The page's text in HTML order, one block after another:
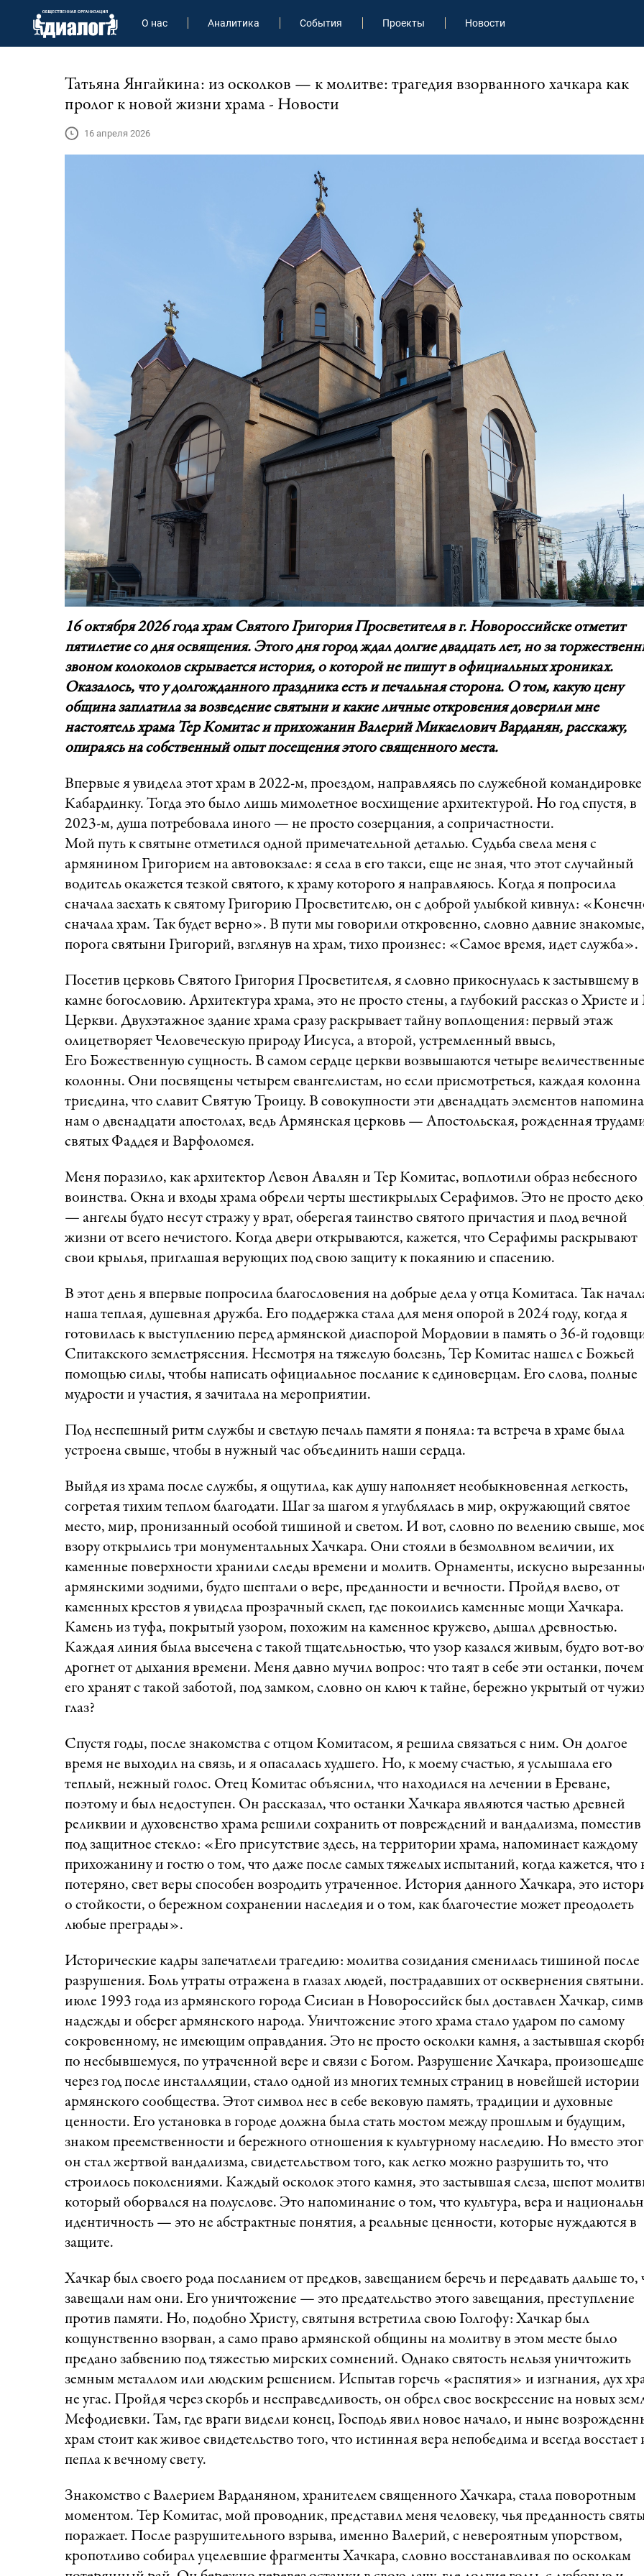
О нас Аналитика События Проекты Новости
Татьяна Янгайкина: из осколков — к молитве: трагедия взорванного хачкара как
пролог к новой жизни храма - Новости
16 апреля 2026
16 октября 2026 года храм Святого Григория Просветителя в г. Новороссийске отметит
пятилетие со дня освящения. Этого дня город ждал долгие двадцать лет, но за
звоном колоколов скрывается история, о которой не пишут в официальных хрониках.
Оказалось, что у долгожданного праздника есть и печальная сторона. О том, какую цену
община заплатила за возведение святыни и какие личные откровения доверили мне
настоятель храма Тер Комитас и прихожанин Валерий Микаелович Варданян, расскажу,
опираясь на собственный опыт посещения этого священного места.
Впервые я увидела этот храм в 2022-м, проездом, направляясь по служебной командировке
Кабардинку. Тогда это было лишь мимолетное восхищение архитектурой. Но год спустя, в
2023-м, душа потребовала иного — не просто созерцания, а сопричастности.
Мой путь к святыне отметился одной примечательной деталью. Судьба свела меня с
армянином Григорием на автовокзале: я села в его такси, еще не зная, что этот случайный
водитель окажется тезкой святого, к храму которого я направляюсь. Когда я попросила
сначала заехать к святому Григорию Просветителю, он с доброй улыбкой кивнул:
сначала храм. Так будет верно». В пути мы говорили откровенно, словно давние
порога святыни Григорий, взглянув на храм, тихо произнес: «Самое время, идет служба».
Посетив церковь Святого Григория Просветителя, я словно прикоснулась к застывшему в
камне богословию. Архитектура храма, это не просто стены, а глубокий рассказ о Христе и
Церкви. Двухэтажное здание храма сразу раскрывает тайну воплощения: первый этаж
олицетворяет Человеческую природу Иисуса, а второй, устремленный ввысь,
Его Божественную сущность. В самом сердце церкви возвышаются четыре величественные
колонны. Они посвящены четырем евангелистам, но если присмотреться, каждая колонна
триедина, что славит Святую Троицу. В совокупности эти двенадцать элементов
нам о двенадцати апостолах, ведь Армянская церковь — Апостольская, рожденная
святых Фаддея и Варфоломея.
Меня поразило, как архитектор Левон Авалян и Тер Комитас, воплотили образ небесного
воинства. Окна и входы храма обрели черты шестикрылых Серафимов. Это не просто
— ангелы будто несут стражу у врат, оберегая таинство святого причастия и плод вечной
жизни от всего нечистого. Когда двери открываются, кажется, что Серафимы раскрывают
свои крылья, приглашая верующих под свою защиту к покаянию и спасению.
В этот день я впервые попросила благословения на добрые дела у отца Комитаса. Так
наша теплая, душевная дружба. Его поддержка стала для меня опорой в 2024 году, когда я
готовилась к выступлению перед армянской диаспорой Мордовии в память о 36-й
Спитакского землетрясения. Несмотря на тяжелую болезнь, Тер Комитас нашел с Божьей
помощью силы, чтобы написать официальное послание к единоверцам. Его слова, полные
мудрости и участия, я зачитала на мероприятии.
Под неспешный ритм службы и светлую печаль памяти я поняла: та встреча в храме была
устроена свыше, чтобы в нужный час объединить наши сердца.
Выйдя из храма после службы, я ощутила, как душу наполняет необыкновенная легкость,
согретая тихим теплом благодати. Шаг за шагом я углублялась в мир, окружающий святое
место, мир, пронизанный особой тишиной и светом. И вот, словно по велению свыше,
взору открылись три монументальных Хачкара. Они стояли в безмолвном величии, их
каменные поверхности хранили следы времени и молитв. Орнаменты, искусно
армянскими зодчими, будто шептали о вере, преданности и вечности. Пройдя влево, от
каменных крестов я увидела прозрачный склеп, где покоились каменные мощи Хачкара.
Камень из туфа, покрытый узором, похожим на каменное кружево, дышал древностью.
Каждая линия была высечена с такой тщательностью, что узор казался живым, будто вот-
дрогнет от дыхания времени. Меня давно мучил вопрос: что таят в себе эти останки,
его хранят с такой заботой, под замком, словно он ключ к тайне, бережно укрытый от
глаз?
Спустя годы, после знакомства с отцом Комитасом, я решила связаться с ним. Он долгое
время не выходил на связь, и я опасалась худшего. Но, к моему счастью, я услышала его
теплый, нежный голос. Отец Комитас объяснил, что находился на лечении в Ереване,
поэтому и был недоступен. Он рассказал, что останки Хачкара являются частью древней
реликвии и духовенство храма решили сохранить от повреждений и вандализма, поместив
под защитное стекло: «Его присутствие здесь, на территории храма, напоминает каждому
прихожанину и гостю о том, что даже после самых тяжелых испытаний, когда кажется, что
потеряно, свет веры способен возродить утраченное. История данного Хачкара, это
о стойкости, о бережном сохранении наследия и о том, как благочестие может преодолеть
любые преграды».
Исторические кадры запечатлели трагедию: молитва созидания сменилась тишиной после
разрушения. Боль утраты отражена в глазах людей, пострадавших от осквернения
июле 1993 года из армянского города Сисиан в Новороссийск был доставлен Хачкар,
надежды и оберег армянского народа. Уничтожение этого храма стало ударом по самому
сокровенному, не имеющим оправдания. Это не просто осколки камня, а застывшая
по несбывшемуся, по утраченной вере и связи с Богом. Разрушение Хачкара,
через год после инсталляции, стало одной из многих темных страниц в новейшей истории
армянского сообщества. Этот символ нес в себе вековую память, традиции и духовные
ценности. Его установка в городе должна была стать мостом между прошлым и будущим,
знаком преемственности и бережного отношения к культурному наследию. Но вместо
он стал жертвой вандализма, свидетельством того, как легко можно разрушить то, что
строилось поколениями. Каждый осколок этого камня, это застывшая слеза, шепот
который оборвался на полуслове. Это напоминание о том, что культура, вера и
идентичность — это не абстрактные понятия, а реальные ценности, которые нуждаются в
защите.
Хачкар был своего рода посланием от предков, завещанием беречь и передавать дальше то,
завещали нам они. Его уничтожение — это предательство этого завещания, преступление
против памяти. Но, подобно Христу, святыня встретила свою Голгофу: Хачкар был
кощунственно взорван, а само право армянской общины на молитву в этом месте было
предано забвению под тяжестью мирских сомнений. Однако святость нельзя уничтожить
земным металлом или людским решением. Испытав горечь «распятия» и изгнания, дух
не угас. Пройдя через скорбь и несправедливость, он обрел свое воскресение на новых
Мефодиевки. Там, где враги видели конец, Господь явил новое начало, и ныне
храм стоит как живое свидетельство того, что истинная вера непобедима и всегда восстает
пепла к вечному свету.
Знакомство с Валерием Варданяном, хранителем священного Хачкара, стала поворотным
моментом. Тер Комитас, мой проводник, представил меня человеку, чья преданность
поражает. После разрушительного взрыва, именно Валерий, с невероятным упорством,
кропотливо собирал уцелевшие фрагменты Хачкара, словно восстанавливая по осколкам